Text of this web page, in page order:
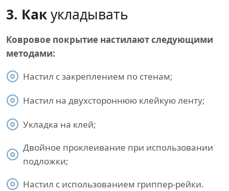
3. Какукладывать
Ковровое покрытие настилают следующими
методами:
Настил с закреплением по стенам;
Настил на двухстороннюю клейкую ленту;
Укладка на клей;
Двойное проклеивание при использовании
подложки;
Настил с использованием гриппер-рейки.